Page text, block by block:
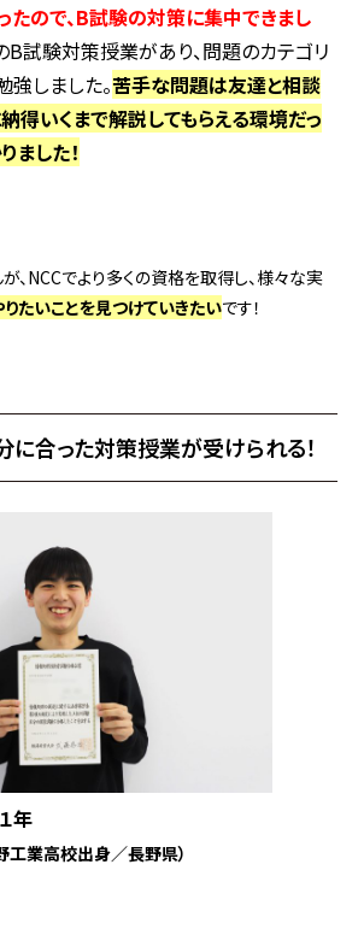
ので、B試験の対策に集中できまし
B試験対策授業があり、問題のカテゴリ
強しました。苦手な問題は友達と相談
納得いくまで解説してもらえる環境だっ
ました！
、 NCCでより多くの資格を取得し、様々な実
たいことを見つけていきたいです！
に合った対策授業が受けられる！
年
工業高校出身／長野県）